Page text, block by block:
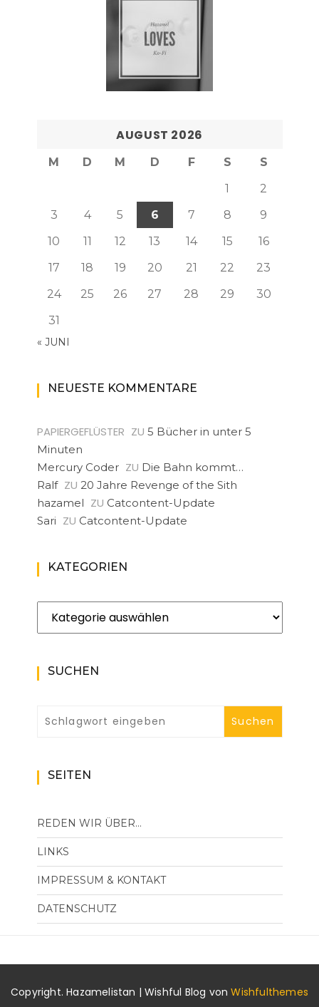
AUGUST 2026
M D M D F S
S
1
2
3
4 5 6 7 8
9
10
11 12 13 14 15
16
17
18 19 20 21 22
23
24
25 26 27 28 29
30
31
« JUNI
NEUESTE KOMMENTARE
PAPIERGEFLÜSTER ZU 5 Bücher in unter 5
Minuten
Mercury Coder ZU Die Bahn kommt…
Ralf ZU 20 Jahre Revenge of the Sith
hazamel ZU Catcontent-Update
Sari ZU Catcontent-Update
KATEGORIEN
Kategorien
SUCHEN
SEITEN
REDEN WIR ÜBER…
LINKS
IMPRESSUM & KONTAKT
DATENSCHUTZ
Copyright. Hazamelistan | Wishful Blog vonWishfulthemes